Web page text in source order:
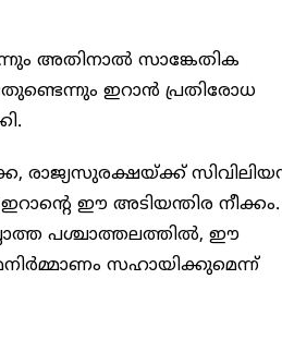
അതിനാൽ സാങ്കേതിക
ഇറാൻ പ്രതിരോധ
രാജ്യസുരക്ഷയ്ക്ക്
ഈ അടിയന്തിര നീക്കം.
പശ്ചാത്തലത്തിൽ, ഈ
സഹായിക്കുമെന്ന്